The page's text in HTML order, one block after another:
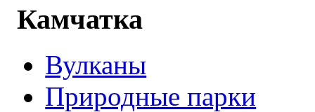
Камчатка
Вулканы
Природные парки